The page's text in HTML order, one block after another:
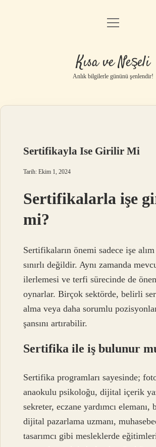
Anasayfa
Yasal Uyarı
menüyü
Kısa ve Neşeli
Anlık bilgilerle gününü şenlendir!
Sertifikayla Ise Girilir Mi
Tarih: Ekim 1, 2024
Sertifikalarla işe
mi?
Sertifikaların önemi sadece işe
sınırlı değildir. Aynı zamanda
ilerlemesi ve terfi sürecinde de
oynarlar. Birçok sektörde, belirli
alma veya daha sorumlu
şansını artırabilir.
Sertifika ile iş bulunur
Sertifika programları sayesinde;
anaokulu psikoloğu, dijital içerik
sekreter, eczane yardımcı elemanı,
dijital pazarlama uzmanı,
tasarımcı gibi mesleklerde